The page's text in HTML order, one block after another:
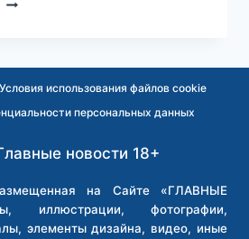
БЛОГЕРШУ,
Условия использования файлов cookie
персональных данных
новости 18+
на Сайте «ГЛАВНЫЕ
иллюстрации, фотографии,
элементы дизайна, видео, иные